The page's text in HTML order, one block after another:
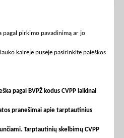
pagal pirkimo pavadinimą ar jo
kairėje pusėje pasirinkite paieškos
pagal BVPŽ kodus CVPP laikinai
pranešimai apie tarptautinius
Tarptautinių skelbimų CVPP